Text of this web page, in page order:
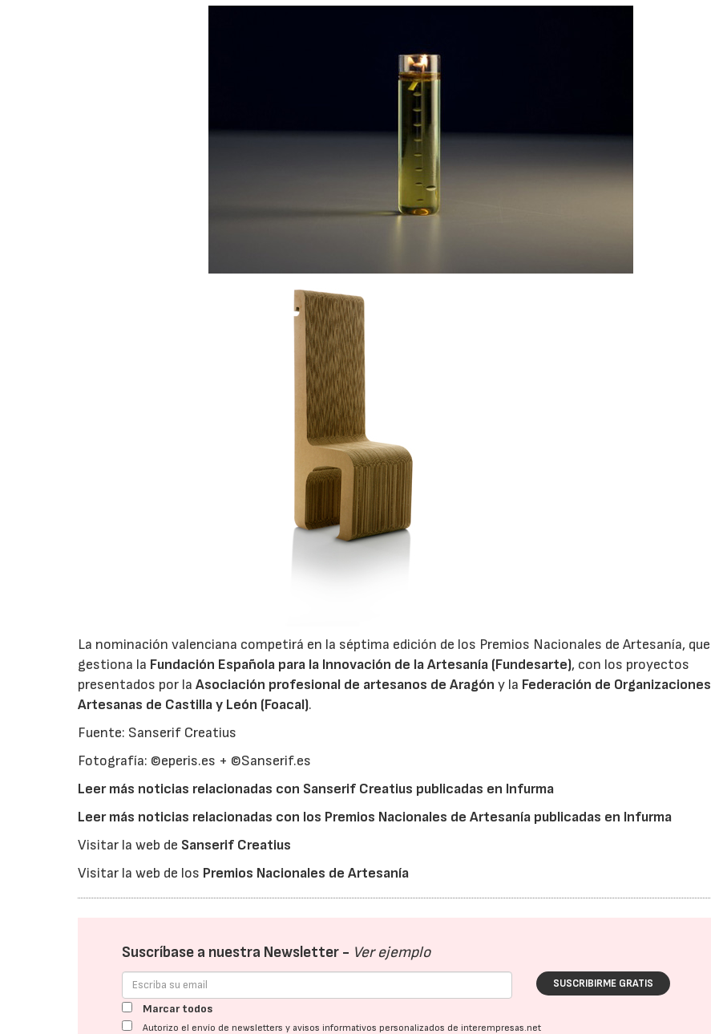
La nominación valenciana competirá en la séptima edición de los Premios Nacionales de Artesanía, que
gestiona la Fundación Española para la Innovación de la Artesanía (Fundesarte), con los proyectos
presentados por laAsociación profesional de artesanos de Aragón y la Federación de Organizaciones
Artesanas de Castilla y León (Foacal).
Fuente: Sanserif Creatius
Fotografía: ©eperis.es + ©Sanserif.es
Leer más noticias relacionadas con Sanserif Creatius publicadas en Infurma
Leer más noticias relacionadas con los Premios Nacionales de Artesanía publicadas en Infurma
Visitar la web de Sanserif Creatius
Visitar la web de los Premios Nacionales de Artesanía
Suscríbase a nuestra Newsletter - Ver ejemplo
SUSCRIBIRME GRATIS
Marcar todos
Autorizo el envío de newsletters y avisos informativos personalizados de interempresas.net